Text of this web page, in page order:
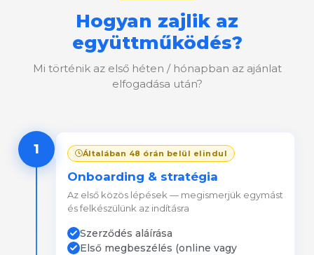
Hogyan zajlik az
együttműködés?
Mi történik az első héten / hónapban az ajánlat
elfogadása után?
1 Általában 48 órán belül elindul
Onboarding & stratégia
Az első közös lépések — megismerjük egymást
és felkészülünk az indításra
Szerződés aláírása
Első megbeszélés (online vagy